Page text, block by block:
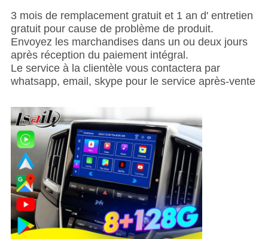
3 mois de remplacement gratuit et 1 an d' entretien
gratuit pour cause de problème de produit.
Envoyez les marchandises dans un ou deux jours
après réception du paiement intégral.
Le service à la clientèle vous contactera par
whatsapp, email, skype pour le service après-vente